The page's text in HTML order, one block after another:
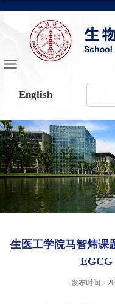
English
生医工学院马智炜课
EGCG
发布时间：